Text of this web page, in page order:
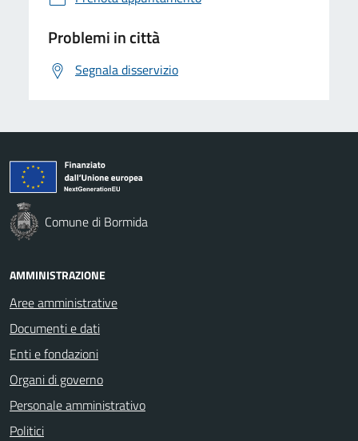
Problemi in città
Segnala disservizio
Comune di Bormida
AMMINISTRAZIONE
Aree amministrative
Documenti e dati
Enti e fondazioni
Organi di governo
Personale amministrativo
Politici